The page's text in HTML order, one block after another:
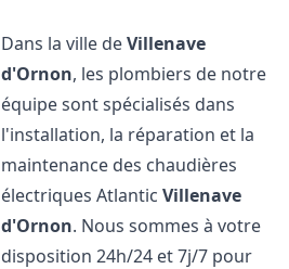
Dans la ville deVillenave
d'Ornon, les plombiers de notre
équipe sont spécialisés dans
l'installation, la réparation et la
maintenance des chaudières
électriques AtlanticVillenave
d'Ornon. Nous sommes à votre
disposition 24h/24 et 7j/7 pour